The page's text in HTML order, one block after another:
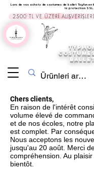
Lors de vos achats de costumes de ballet Tayfun en
la protection SSL.
Chers clients,
En raison de l'intérêt
volume élevé de
et de nos écoles, notre
est complet. Par
Nous acceptons les
jusqu'au 20 août. Merci
compréhension. Au
bientôt.